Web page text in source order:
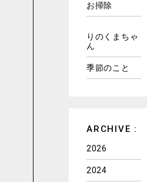
お掃除
りのくまちゃ
ん
季節のこと
ARCHIVE :
2026
2024